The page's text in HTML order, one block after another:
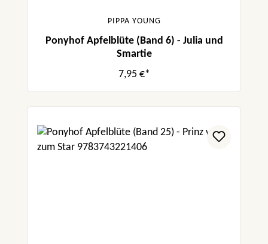
PIPPA YOUNG
Ponyhof Apfelblüte (Band 6) - Julia und
Smartie
7,95 €*